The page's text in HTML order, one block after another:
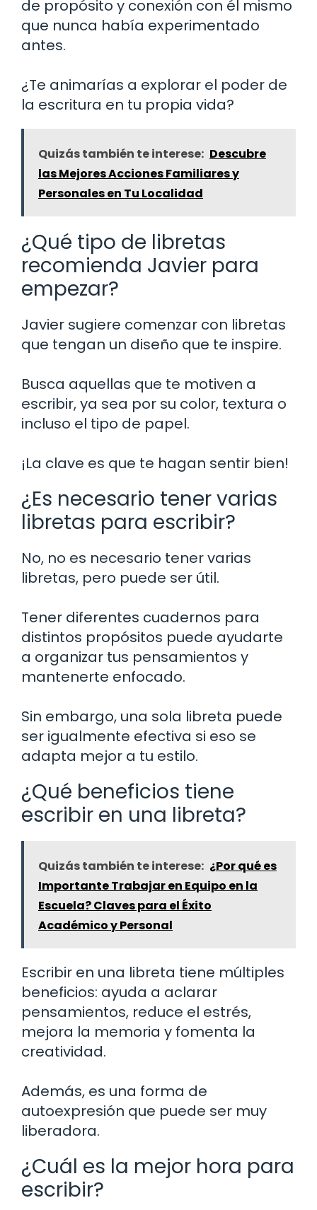
de propósito y conexión con él mismo
que nunca había experimentado
antes.
¿Te animarías a explorar el poder de
la escritura en tu propia vida?
Quizás también te interese: Descubre
las Mejores Acciones Familiares y
Personales en Tu Localidad
¿Qué tipo de libretas
recomienda Javier para
empezar?
Javier sugiere comenzar con libretas
que tengan un diseño que te inspire.
Busca aquellas que te motiven a
escribir, ya sea por su color, textura o
incluso el tipo de papel.
¡La clave es que te hagan sentir bien!
¿Es necesario tener varias
libretas para escribir?
No, no es necesario tener varias
libretas, pero puede ser útil.
Tener diferentes cuadernos para
distintos propósitos puede ayudarte
a organizar tus pensamientos y
mantenerte enfocado.
Sin embargo, una sola libreta puede
ser igualmente efectiva si eso se
adapta mejor a tu estilo.
¿Qué beneficios tiene
escribir en una libreta?
Quizás también te interese: ¿Por qué es
Importante Trabajar en Equipo en la
Escuela? Claves para el Éxito
Académico y Personal
Escribir en una libreta tiene múltiples
beneficios: ayuda a aclarar
pensamientos, reduce el estrés,
mejora la memoria y fomenta la
creatividad.
Además, es una forma de
autoexpresión que puede ser muy
liberadora.
¿Cuál es la mejor hora para
escribir?